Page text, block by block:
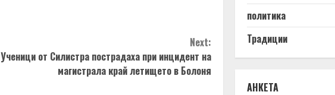
Next:
Ученици от Силистра пострадаха при инцидент на
магистрала край летището в Болоня
политика
Традиции
АНКЕТА